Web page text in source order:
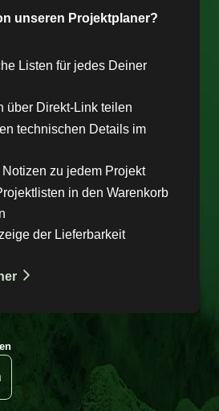
unseren Projektplaner?
Listen für jedes Deiner
über Direkt-Link teilen
technischen Details im
Notizen zu jedem Projekt
in den Warenkorb
der Lieferbarkeit